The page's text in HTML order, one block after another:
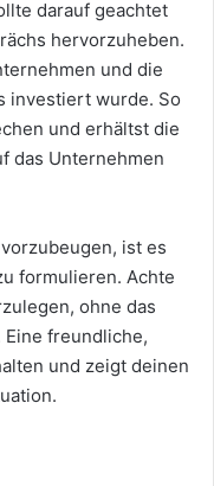
darauf geachtet
hervorzuheben.
und die
investiert wurde. So
und erhältst die
das Unternehmen
ist es
formulieren. Achte
ohne das
freundliche,
und zeigt deinen